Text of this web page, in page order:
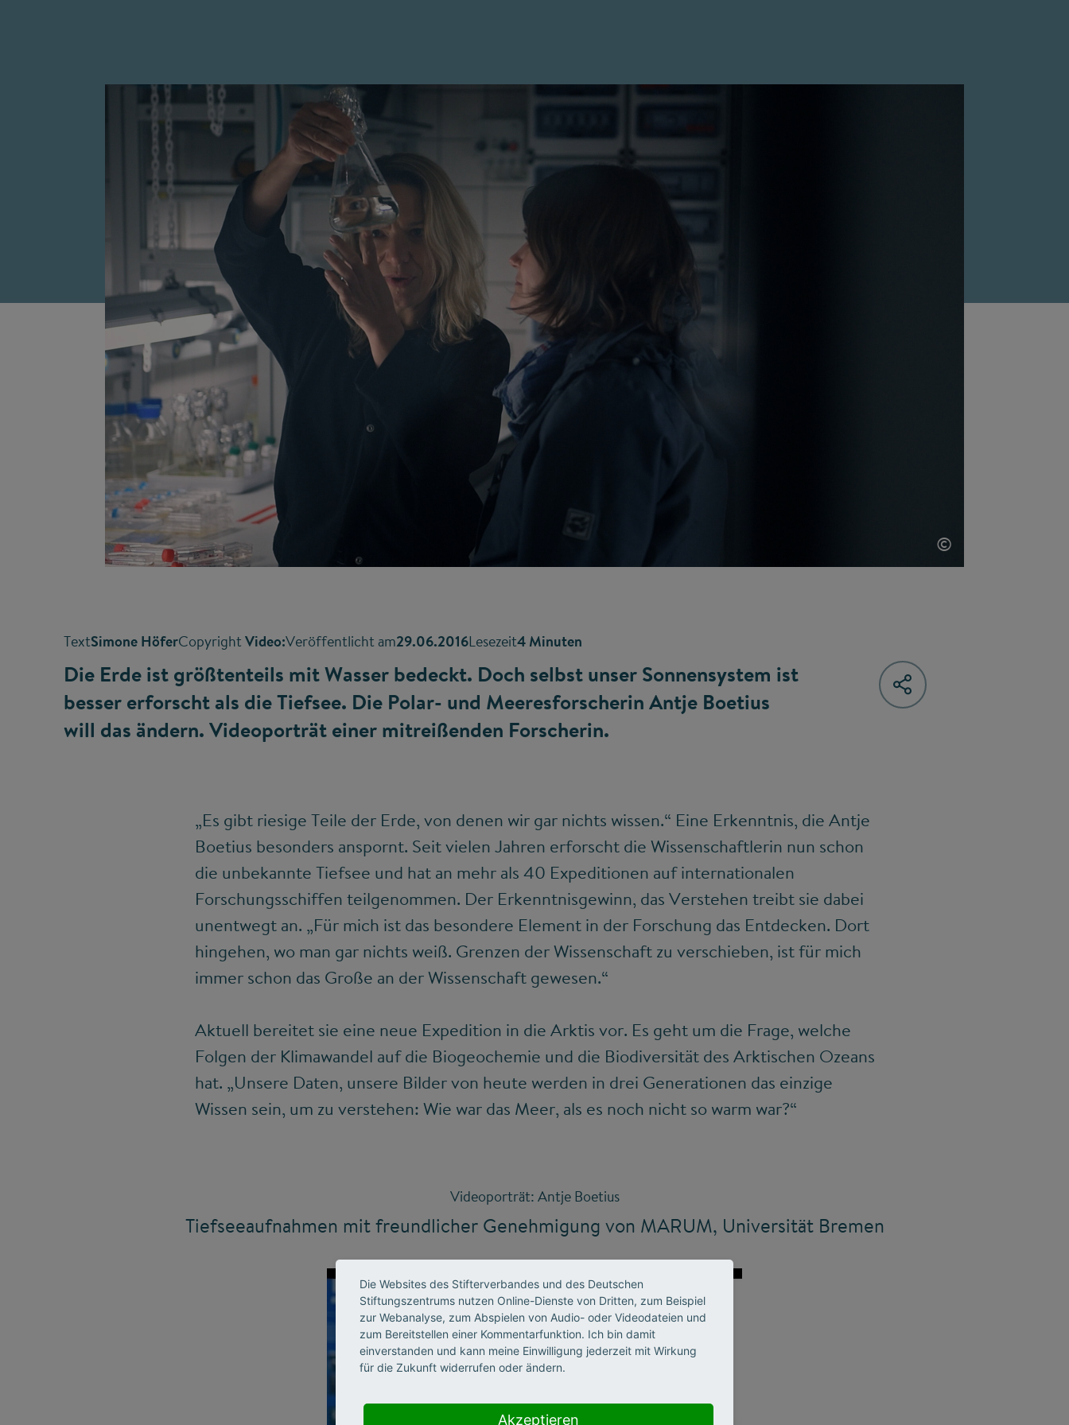
©
TextSimone HöferCopyright Video:Veröffentlicht am29.06.2016Lesezeit4 Minuten
Die Erde ist größtenteils mit Wasser bedeckt. Doch selbst unser Sonnensystem ist
besser erforscht als die Tiefsee. Die Polar- und Meeresforscherin Antje Boetius
will das ändern. Videoporträt einer mitreißenden Forscherin.
„Es gibt riesige Teile der Erde, von denen wir gar nichts wissen.“ Eine Erkenntnis, die Antje
Boetius besonders anspornt. Seit vielen Jahren erforscht die Wissenschaftlerin nun schon
die unbekannte Tiefsee und hat an mehr als 40 Expeditionen auf internationalen
Forschungsschiffen teilgenommen. Der Erkenntnisgewinn, das Verstehen treibt sie dabei
unentwegt an. „Für mich ist das besondere Element in der Forschung das Entdecken. Dort
hingehen, wo man gar nichts weiß. Grenzen der Wissenschaft zu verschieben, ist für mich
immer schon das Große an der Wissenschaft gewesen.“
Aktuell bereitet sie eine neue Expedition in die Arktis vor. Es geht um die Frage, welche
Folgen der Klimawandel auf die Biogeochemie und die Biodiversität des Arktischen Ozeans
hat. „Unsere Daten, unsere Bilder von heute werden in drei Generationen das einzige
Wissen sein, um zu verstehen: Wie war das Meer, als es noch nicht so warm war?“
Wir benötigen Ihre Zustimmung, um den
YouTube Video-Service zu laden!
Wir verwenden einen Service eines Drittanbieters, um
Videoinhalte einzubetten. Dieser Service kann Daten zu Ihren
stimmen Sie der Nutzung des Service zu, um dieses Video
anzusehen.
Videoporträt: Antje Boetius
Tiefseeaufnahmen mit freundlicher Genehmigung von MARUM, Universität Bremen
Die Websites des Stifterverbandes und des Deutschen
Stiftungszentrums nutzen Online-Dienste von Dritten, zum Beispiel
zur Webanalyse, zum Abspielen von Audio- oder Videodateien und
zum Bereitstellen einer Kommentarfunktion. Ich bin damit
einverstanden und kann meine Einwilligung jederzeit mit Wirkung
für die Zukunft widerrufen oder ändern.
Akzeptieren